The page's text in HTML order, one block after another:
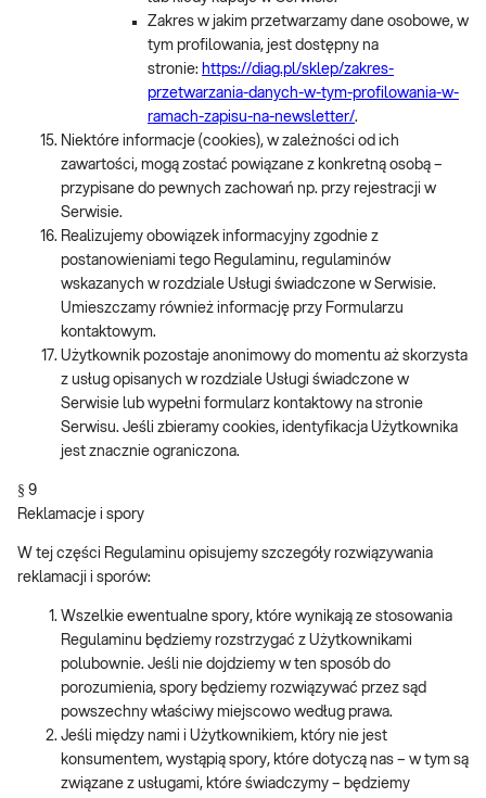
Zakres w jakim przetwarzamy dane osobowe, w
tym profilowania, jest dostępny na
stronie: https://diag.pl/sklep/zakres-
przetwarzania-danych-w-tym-profilowania-w-
ramach-zapisu-na-newsletter/.
Niektóre informacje (cookies), w zależności od ich
zawartości, mogą zostać powiązane z konkretną osobą –
przypisane do pewnych zachowań np. przy rejestracji w
Serwisie.
Realizujemy obowiązek informacyjny zgodnie z
postanowieniami tego Regulaminu, regulaminów
wskazanych w rozdziale Usługi świadczone w Serwisie.
Umieszczamy również informację przy Formularzu
kontaktowym.
Użytkownik pozostaje anonimowy do momentu aż skorzysta
z usług opisanych w rozdziale Usługi świadczone w
Serwisie lub wypełni formularz kontaktowy na stronie
Serwisu. Jeśli zbieramy cookies, identyfikacja Użytkownika
jest znacznie ograniczona.
§ 9
Reklamacje i spory
W tej części Regulaminu opisujemy szczegóły rozwiązywania
reklamacji i sporów:
Wszelkie ewentualne spory, które wynikają ze stosowania
Regulaminu będziemy rozstrzygać z Użytkownikami
polubownie. Jeśli nie dojdziemy w ten sposób do
porozumienia, spory będziemy rozwiązywać przez sąd
powszechny właściwy miejscowo według prawa.
Jeśli między nami i Użytkownikiem, który nie jest
konsumentem, wystąpią spory, które dotyczą nas – w tym są
związane z usługami, które świadczymy – będziemy